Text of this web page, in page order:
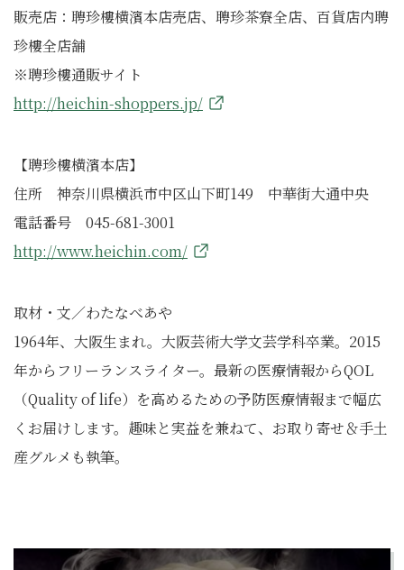
販売店：聘珍樓横濱本店売店、聘珍茶寮全店、百貨店内聘
珍樓全店舗
※聘珍樓通販サイト
http://heichin-shoppers.jp/
【聘珍樓横濱本店】
住所 神奈川県横浜市中区山下町149 中華街大通中央
電話番号 045-681-3001
http://www.heichin.com/
取材・文／わたなべあや
1964年、大阪生まれ。大阪芸術大学文芸学科卒業。2015
年からフリーランスライター。最新の医療情報からQOL
（Quality of life）を高めるための予防医療情報まで幅広
くお届けします。趣味と実益を兼ねて、お取り寄せ＆手土
産グルメも執筆。